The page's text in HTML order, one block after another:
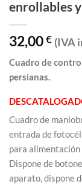
enrollables
32,00€ (IVA
Cuadro de
persianas.
Cuadro de
entrada de
para alimentación
Dispone de
aparato, dispone